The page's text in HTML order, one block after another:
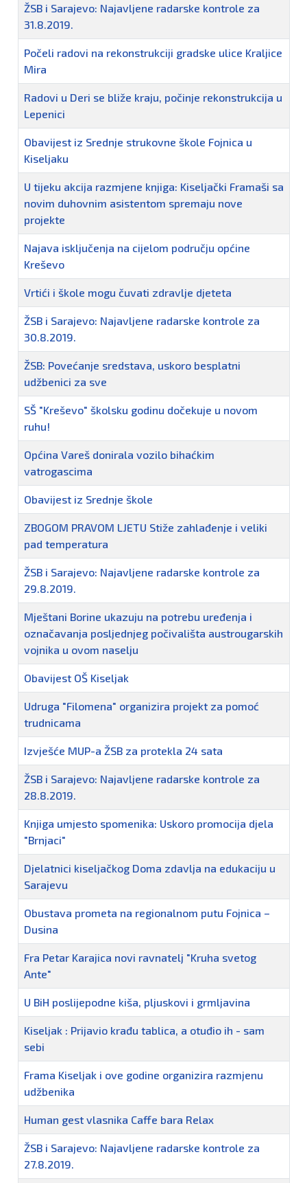
ŽSB i Sarajevo: Najavljene radarske kontrole za
31.8.2019.
Počeli radovi na rekonstrukciji gradske ulice Kraljice
Mira
Radovi u Deri se bliže kraju, počinje rekonstrukcija u
Lepenici
Obavijest iz Srednje strukovne škole Fojnica u
Kiseljaku
U tijeku akcija razmjene knjiga: Kiseljački Framaši sa
novim duhovnim asistentom spremaju nove
projekte
Najava isključenja na cijelom području općine
Kreševo
Vrtići i škole mogu čuvati zdravlje djeteta
ŽSB i Sarajevo: Najavljene radarske kontrole za
30.8.2019.
ŽSB: Povećanje sredstava, uskoro besplatni
udžbenici za sve
SŠ "Kreševo" školsku godinu dočekuje u novom
ruhu!
Općina Vareš donirala vozilo bihaćkim
vatrogascima
Obavijest iz Srednje škole
ZBOGOM PRAVOM LJETU Stiže zahlađenje i veliki
pad temperatura
ŽSB i Sarajevo: Najavljene radarske kontrole za
29.8.2019.
Mještani Borine ukazuju na potrebu uređenja i
označavanja posljednjeg počivališta austrougarskih
vojnika u ovom naselju
Obavijest OŠ Kiseljak
Udruga "Filomena" organizira projekt za pomoć
trudnicama
Izvješće MUP-a ŽSB za protekla 24 sata
ŽSB i Sarajevo: Najavljene radarske kontrole za
28.8.2019.
Knjiga umjesto spomenika: Uskoro promocija djela
"Brnjaci"
Djelatnici kiseljačkog Doma zdavlja na edukaciju u
Sarajevu
Obustava prometa na regionalnom putu Fojnica –
Dusina
Fra Petar Karajica novi ravnatelj "Kruha svetog
Ante"
U BiH poslijepodne kiša, pljuskovi i grmljavina
Kiseljak : Prijavio krađu tablica, a otuđio ih - sam
sebi
Frama Kiseljak i ove godine organizira razmjenu
udžbenika
Human gest vlasnika Caffe bara Relax
ŽSB i Sarajevo: Najavljene radarske kontrole za
27.8.2019.